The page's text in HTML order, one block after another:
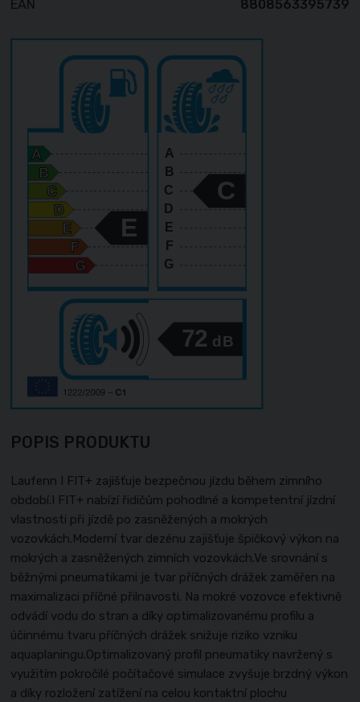
EAN 8808563395739
A
B
C
D
E
F
G
72 dB
E
C
POPIS PRODUKTU
Laufenn I FIT+ zajišťuje bezpečnou jízdu během zimního
období.I FIT+ nabízí řidičům pohodlné a kompetentní jízdní
vlastnosti při jízdě po zasněžených a mokrých
vozovkách.Moderní tvar dezénu zajišťuje špičkový výkon na
mokrých a zasněžených zimních vozovkách.Ve srovnání s
běžnými pneumatikami je tvar příčných drážek zaměřen na
maximalizaci příčné přilnavosti. Na mokré vozovce efektivně
odvádí vodu do stran a díky optimalizovanému profilu a
účinnému tvaru příčných drážek snižuje riziko vzniku
aquaplaningu.Optimalizovaný profil pneumatiky navržený s
využitím pokročilé počítačové simulace zvyšuje brzdný výkon
a díky rozložení zatížení na celou kontaktní plochu